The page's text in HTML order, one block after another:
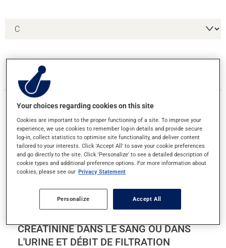
7 RÉSULTATS POUR LA LETTRE C
CHLORURE
CHOLESTÉROL TOTAL, HDL ET LDL
COLOSCOPIE
COLPOSCOPIE
CRÉATININE DANS LE SANG OU DANS
L'URINE ET DÉBIT DE FILTRATION
Your choices regarding cookies on this site
Cookies are important to the proper functioning of a site. To improve your
experience, we use cookies to remember log-in details and provide secure
log-in, collect statistics to optimise site functionality, and deliver content
tailored to your interests. Click 'Accept All' to save your cookie preferences
and go directly to the site. Click 'Personalize' to see a detailed description of
cookie types and additional preference options. For more information about
cookies, please see our Privacy Statement
Personalize Accept All